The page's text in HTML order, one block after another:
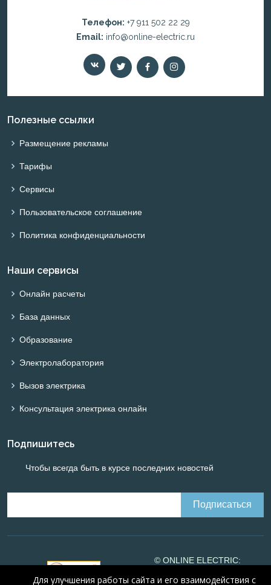
Телефон: +7 911 502 22 29
Email: info@online-electric.ru
Полезные ссылки
Размещение рекламы
Тарифы
Сервисы
Пользовательское соглашение
Политика конфиденциальности
Наши сервисы
Онлайн расчеты
База данных
Образование
Электролаборатория
Вызов электрика
Консультация электрика онлайн
Подпишитесь
Чтобы всегда быть в курсе последних новостей
© ONLINE ELECTRIC:
Для улучшения работы сайта и его взаимодействия с